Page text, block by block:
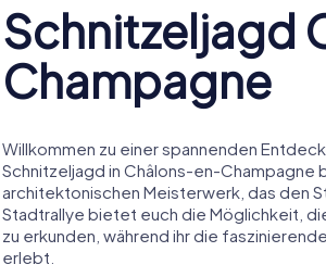
Schnitzeljagd
Champagne
Willkommen zu einer spannenden
Schnitzeljagd in Châlons-en-Champagne
architektonischen Meisterwerk, das den
Stadtrallye bietet euch die Möglichkeit,
zu erkunden, während ihr die
erlebt.